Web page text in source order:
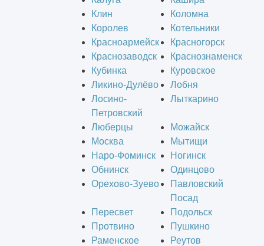
Клин
Коломна
Королев
Котельники
Красноармейск
Красногорск
Краснозаводск
Краснознаменск
Кубинка
Куровское
Ликино-Дулёво
Лобня
Лосино-
Петровский
Лыткарино
Люберцы
Можайск
Москва
Мытищи
Наро-Фоминск
Ногинск
Обнинск
Одинцово
Орехово-Зуево
Павловский
Посад
Пересвет
Подольск
Протвино
Пушкино
Раменское
Реутов